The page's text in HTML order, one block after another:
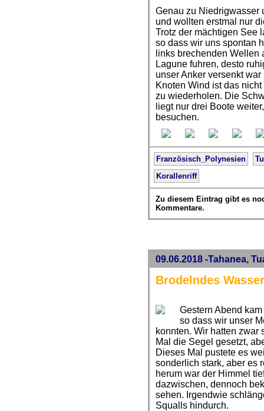
Genau zu Niedrigwasser
und wollten erstmal nur
Trotz der mächtigen See
so dass wir uns spontan
links brechenden Wellen
Lagune fuhren, desto
unser Anker versenkt
Knoten Wind ist das
zu wiederholen. Die
liegt nur drei Boote
besuchen.
Französisch_Polynesien
Korallenriff
Zu diesem Eintrag gibt es
Kommentare.
09.06.2018 -Tahanea,
Brodelndes Wasser
Gestern Abend
so dass wir unser
konnten. Wir hatten zwar
Mal die Segel gesetzt,
Dieses Mal pustete es
sonderlich stark, aber es
herum war der Himmel
dazwischen, dennoch
sehen. Irgendwie
Squalls hindurch.